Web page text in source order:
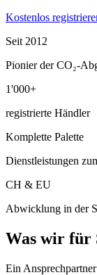
Kostenlos
Seit 2012
Pionier der CO₂-
1'000+
registrierte Händler
Komplette Palette
Dienstleistungen
CH & EU
Abwicklung in der
Was wir für
Ein